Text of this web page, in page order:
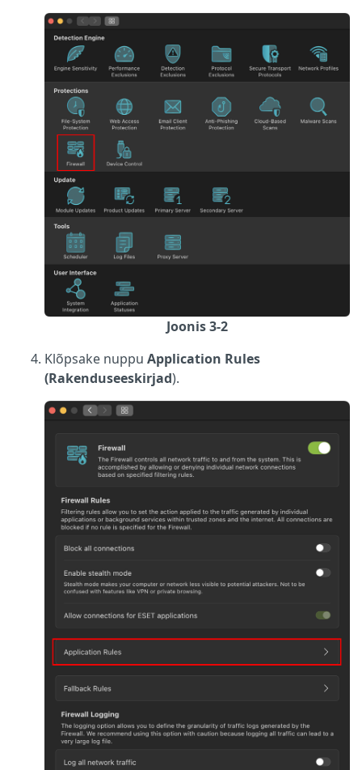
Joonis 3-2
Klõpsake nuppu Application Rules
(Rakenduseeskirjad).